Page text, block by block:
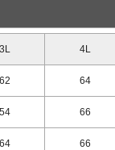
4L
64
66
66